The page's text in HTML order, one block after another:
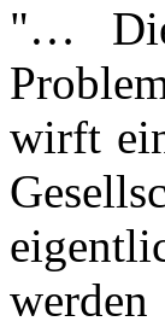
"… Die
wirft